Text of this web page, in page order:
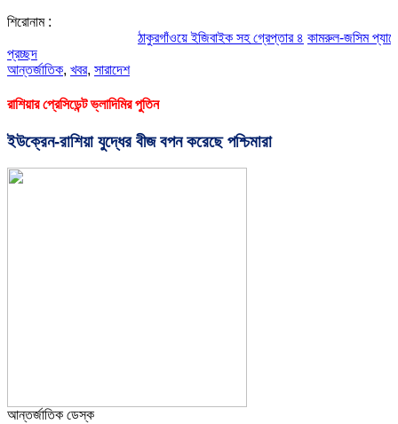
শিরোনাম :
ঠাকুরগাঁওয়ে ইজিবাইক সহ গ্রেপ্তার ৪ কামরুল-জসিম প্যানেলের
প্রচ্ছদ
আন্তর্জাতিক, খবর, সারাদেশ
রাশিয়ার প্রেসিডেন্ট ভ্লাদিমির পুতিন
ইউক্রেন-রাশিয়া যুদ্ধের বীজ বপন করেছে পশ্চিমারা
আন্তর্জাতিক ডেস্ক